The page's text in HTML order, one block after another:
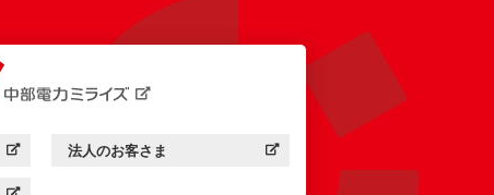
） 中部電力ミライズ：
法人のお客さま
（新しいウィンドウを開きます）